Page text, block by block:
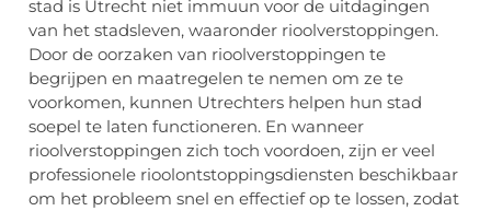
stad is Utrecht niet immuun voor de uitdagingen
van het stadsleven, waaronder rioolverstoppingen.
Door de oorzaken van rioolverstoppingen te
begrijpen en maatregelen te nemen om ze te
voorkomen, kunnen Utrechters helpen hun stad
soepel te laten functioneren. En wanneer
rioolverstoppingen zich toch voordoen, zijn er veel
professionele rioolontstoppingsdiensten beschikbaar
om het probleem snel en effectief op te lossen, zodat